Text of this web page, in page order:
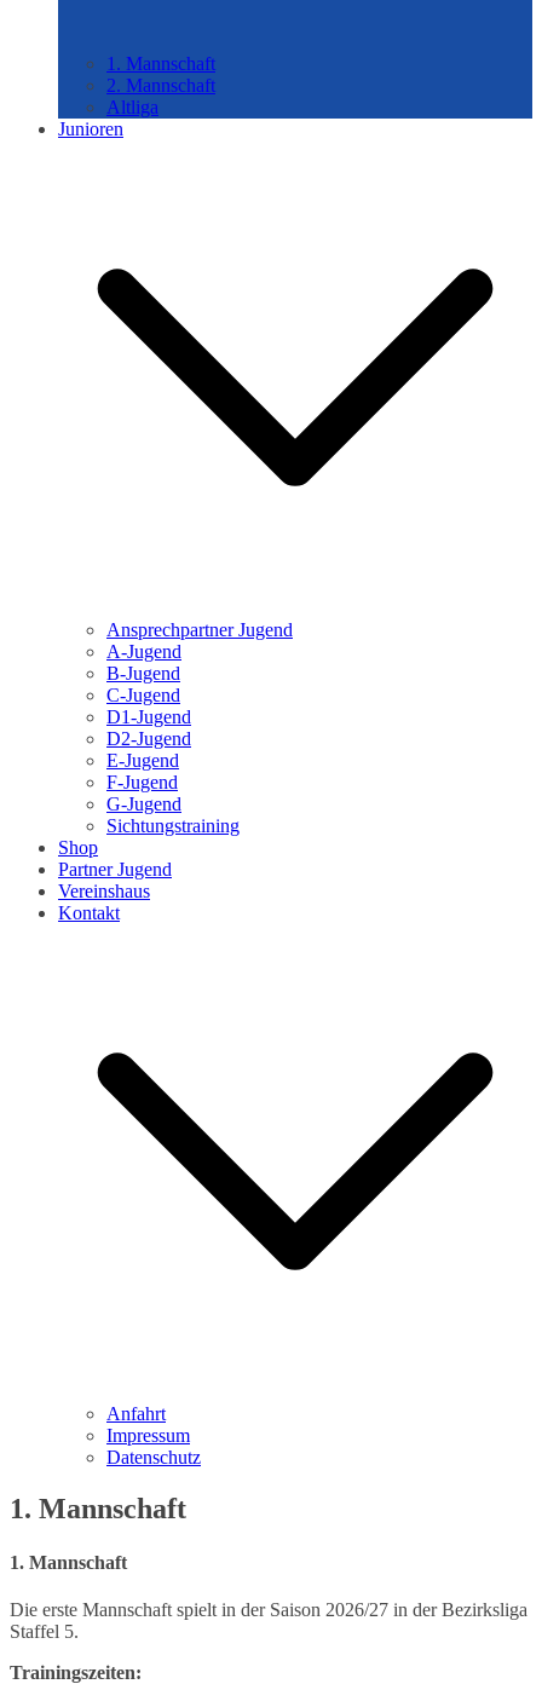
1. Mannschaft
2. Mannschaft
Altliga
Junioren
Ansprechpartner Jugend
A-Jugend
B-Jugend
C-Jugend
D1-Jugend
D2-Jugend
E-Jugend
F-Jugend
G-Jugend
Sichtungstraining
Shop
Partner Jugend
Vereinshaus
Kontakt
Anfahrt
Impressum
Datenschutz
1. Mannschaft
1. Mannschaft
Die erste Mannschaft spielt in der Saison 2026/27 in der Bezirksliga
Staffel 5.
Trainingszeiten: